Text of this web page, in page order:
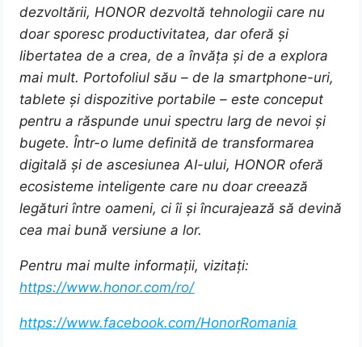
dezvoltării, HONOR dezvoltă tehnologii care nu
doar sporesc productivitatea, dar oferă și
libertatea de a crea, de a învăța și de a explora
mai mult. Portofoliul său – de la smartphone-uri,
tablete și dispozitive portabile – este conceput
pentru a răspunde unui spectru larg de nevoi și
bugete. Într-o lume definită de transformarea
digitală și de ascesiunea AI-ului, HONOR oferă
ecosisteme inteligente care nu doar creează
legături între oameni, ci îi și încurajează să devină
cea mai bună versiune a lor.
Pentru mai multe informații, vizitați:
https://www.honor.com/ro/
https://www.facebook.com/HonorRomania